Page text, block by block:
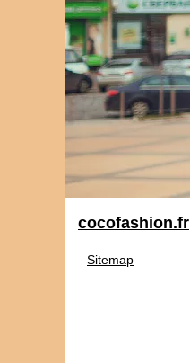
cocofashion.fr
Sitemap